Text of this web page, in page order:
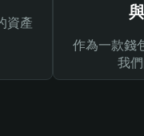
資產
作為一款錢
我